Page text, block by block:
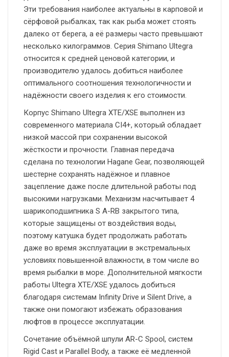
Эти требования наиболее актуальны в карповой и
сёрфовой рыбалках, так как рыба может стоять
далеко от берега, а её размеры часто превышают
несколько килограммов. Серия Shimano Ultegra
относится к средней ценовой категории, и
производителю удалось добиться наиболее
оптимального соотношения технологичности и
надёжности своего изделия к его стоимости.
Корпус Shimano Ultegra XTE/XSE выполнен из
современного материала CI4+, который обладает
низкой массой при сохранении высокой
жёсткости и прочности. Главная передача
сделана по технологии Hagane Gear, позволяющей
шестерне сохранять надёжное и плавное
зацепление даже после длительной работы под
высокими нагрузками. Механизм насчитывает 4
шарикоподшипника S A-RB закрытого типа,
которые защищены от воздействия воды,
поэтому катушка будет продолжать работать
даже во время эксплуатации в экстремальных
условиях повышенной влажности, в том числе во
время рыбалки в море. Дополнительной мягкости
работы Ultegra XTE/XSE удалось добиться
благодаря системам Infinity Drive и Silent Drive, а
также они помогают избежать образования
люфтов в процессе эксплуатации.
Сочетание объёмной шпули AR-C Spool, систем
Rigid Cast и Parallel Body, а также её медленной